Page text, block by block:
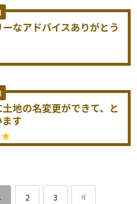
なアドバイスありがとう
地の名変更ができて、と
す
2 3